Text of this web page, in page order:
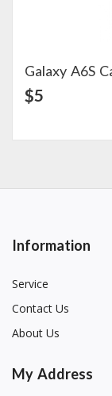
Information
Service
Contact Us
About Us
My Address